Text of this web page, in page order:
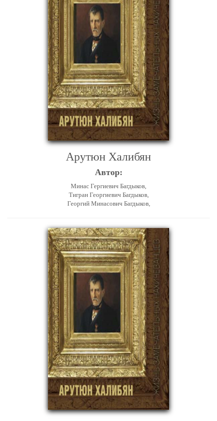
Арутюн Халибян
Автор:
Минас Гергиевич Багдыков,
Тигран Георгиевич Багдыков,
Георгий Минасович Багдыков,